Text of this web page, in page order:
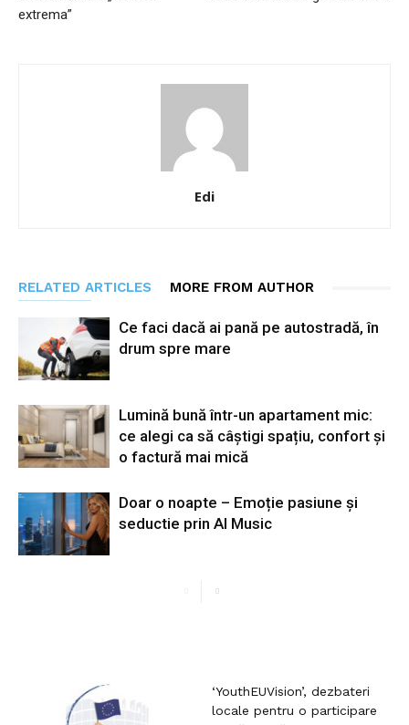
extrema”
Edi
RELATED ARTICLES MORE FROM AUTHOR
Ce faci dacă ai pană pe autostradă, în
drum spre mare
Lumină bună într-un apartament mic:
ce alegi ca să câștigi spațiu, confort și
o factură mai mică
Doar o noapte – Emoție pasiune și
seductie prin AI Music
‘YouthEUVision’, dezbateri
locale pentru o participare